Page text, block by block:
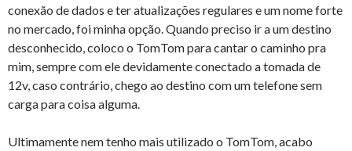
conexão de dados e ter atualizações regulares e um nome forte
no mercado, foi minha opção. Quando preciso ir a um destino
desconhecido, coloco o TomTom para cantar o caminho pra
mim, sempre com ele devidamente conectado a tomada de
12v, caso contrário, chego ao destino com um telefone sem
carga para coisa alguma.
Ultimamente nem tenho mais utilizado o TomTom, acabo